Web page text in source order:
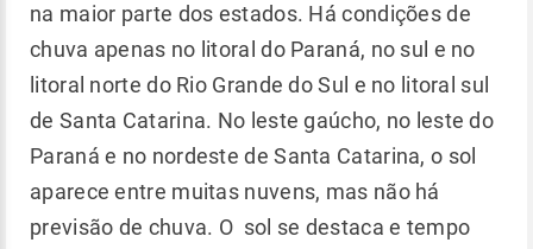
na maior parte dos estados. Há condições de
chuva apenas no litoral do Paraná, no sul e no
litoral norte do Rio Grande do Sul e no litoral sul
de Santa Catarina. No leste gaúcho, no leste do
Paraná e no nordeste de Santa Catarina, o sol
aparece entre muitas nuvens, mas não há
previsão de chuva. O sol se destaca e tempo